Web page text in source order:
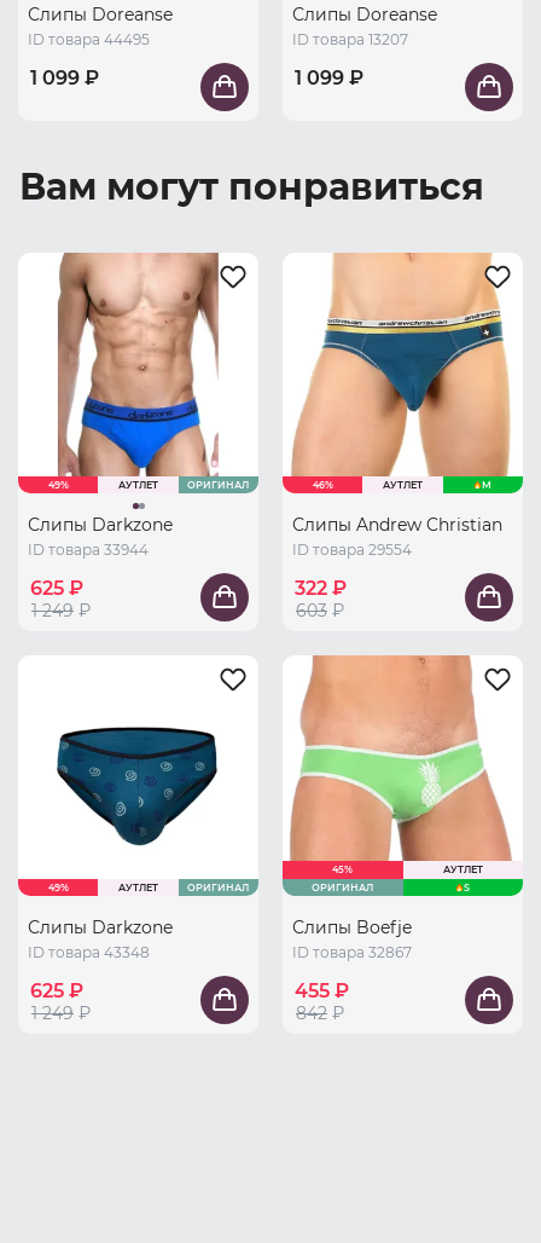
Слипы Doreanse
ID товара 44495
1 099 ₽
Слипы Doreanse
ID товара 13207
1 099 ₽
Вам могут понравиться
49% АУТЛЕТ ОРИГИНАЛ
Слипы Darkzone
ID товара 33944
625 ₽
1 249 ₽
46% АУТЛЕТ M
Слипы Andrew Christian
ID товара 29554
322 ₽
603 ₽
49% АУТЛЕТ ОРИГИНАЛ
Слипы Darkzone
ID товара 43348
625 ₽
1 249 ₽
45%
АУТЛЕТ
ОРИГИНАЛ
S
Слипы Boefje
ID товара 32867
455 ₽
842 ₽